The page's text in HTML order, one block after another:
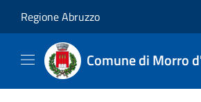
Regione Abruzzo
Comune di Morro